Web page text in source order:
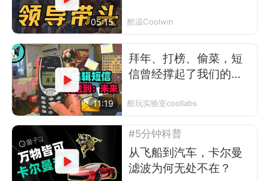
05:15 酷温Coolwin
11:19
拜年、打榜、偷菜，短
信曾经撑起了我们的前
酷玩实验室coollabs
#5分钟科普
从飞船到汽车，卡尔曼
滤波为何无处不在？